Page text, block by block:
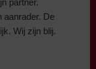
partner.
aanrader. De
Wij zijn blij.